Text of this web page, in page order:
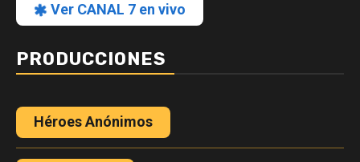
Ver CANAL 7 en vivo
PRODUCCIONES
Héroes Anónimos